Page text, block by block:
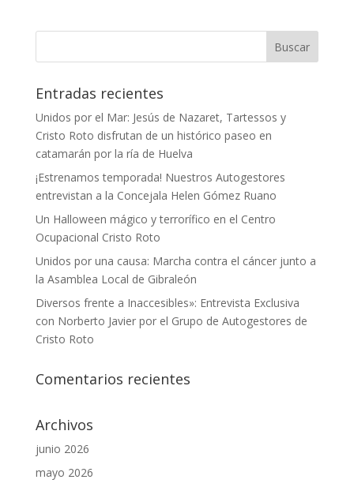
Entradas recientes
Unidos por el Mar: Jesús de Nazaret, Tartessos y
Cristo Roto disfrutan de un histórico paseo en
catamarán por la ría de Huelva
¡Estrenamos temporada! Nuestros Autogestores
entrevistan a la Concejala Helen Gómez Ruano
Un Halloween mágico y terrorífico en el Centro
Ocupacional Cristo Roto
Unidos por una causa: Marcha contra el cáncer junto a
la Asamblea Local de Gibraleón
Diversos frente a Inaccesibles»: Entrevista Exclusiva
con Norberto Javier por el Grupo de Autogestores de
Cristo Roto
Comentarios recientes
Archivos
junio 2026
mayo 2026